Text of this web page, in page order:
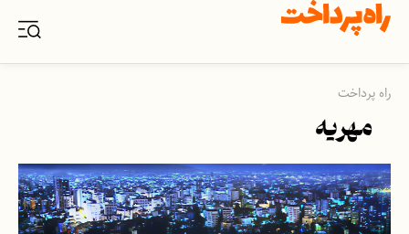
راه پرداخت
مهریه